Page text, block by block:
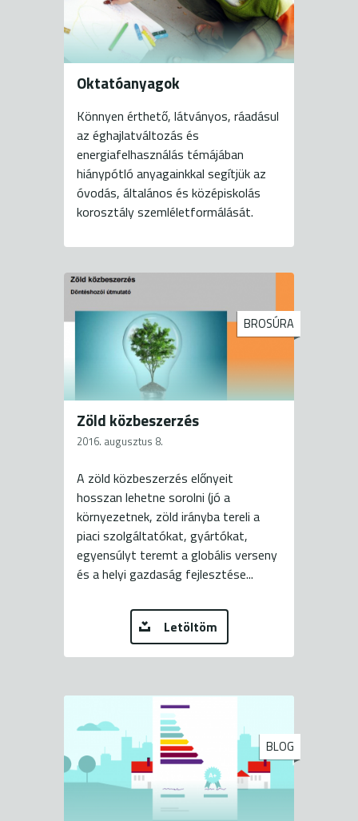
Oktatóanyagok
Könnyen érthető, látványos, ráadásul
az éghajlatváltozás és
energiafelhasználás témájában
hiánypótló anyagainkkal segítjük az
óvodás, általános és középiskolás
korosztály szemléletformálását.
BROSÚRA
Zöld közbeszerzés
2016. augusztus 8.
A zöld közbeszerzés előnyeit
hosszan lehetne sorolni (jó a
környezetnek, zöld irányba tereli a
piaci szolgáltatókat, gyártókat,
egyensúlyt teremt a globális verseny
és a helyi gazdaság fejlesztése...
Letöltöm
BLOG